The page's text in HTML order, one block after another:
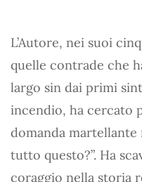
L’Autore, nei suoi
quelle contrade che
largo sin dai primi
incendio, ha cercato
domanda martellante
tutto questo?”. Ha
coraggio nella storia